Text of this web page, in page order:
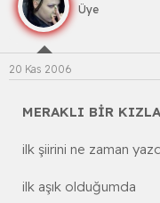
Üye
20 Kas 2006
MERAKLI BİR
ilk şiirini ne zaman
ilk aşık olduğumda